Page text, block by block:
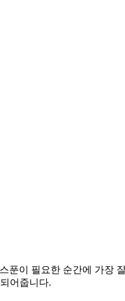
스푼이 필요한 순간에 가
어줍니다.